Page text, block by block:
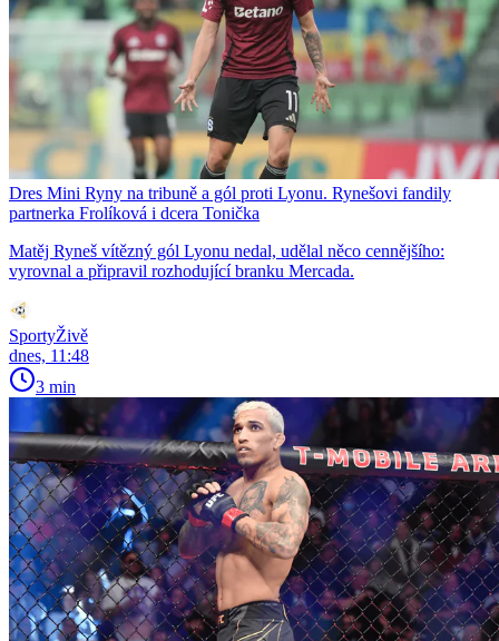
Dres Mini Ryny na tribuně a gól proti Lyonu. Rynešovi fandily
partnerka Frolíková i dcera Tonička
Matěj Ryneš vítězný gól Lyonu nedal, udělal něco cennějšího:
vyrovnal a připravil rozhodující branku Mercada.
SportyŽivě
dnes, 11:48
3 min